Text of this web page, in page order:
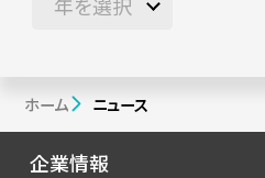
ホーム ニュース
企業情報